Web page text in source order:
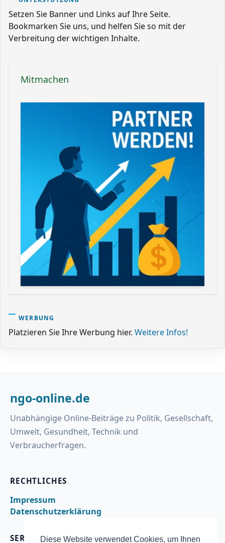
Diese Website verwendet Cookies, um Ihnen
Setzen Sie Banner und Links auf Ihre Seite.
Bookmarken Sie uns, und helfen Sie so mit der
Verbreitung der wichtigen Inhalte.
Mitmachen
WERBUNG
Platzieren Sie Ihre Werbung hier. Weitere Infos!
ngo-online.de
Unabhängige Online-Beiträge zu Politik, Gesellschaft,
Umwelt, Gesundheit, Technik und
Verbraucherfragen.
RECHTLICHES
Impressum
Datenschutzerklärung
SERVICE